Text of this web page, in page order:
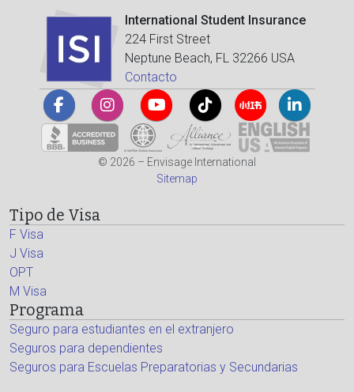
International Student Insurance
224 First Street
Neptune Beach, FL 32266 USA
Contacto
© 2026 – Envisage International
Sitemap
Tipo de Visa
F Visa
J Visa
OPT
M Visa
Programa
Seguro para estudiantes en el extranjero
Seguros para dependientes
Seguros para Escuelas Preparatorias y Secundarias